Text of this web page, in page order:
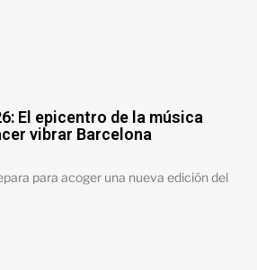
El epicentro de la música
vibrar Barcelona
para acoger una nueva edición del